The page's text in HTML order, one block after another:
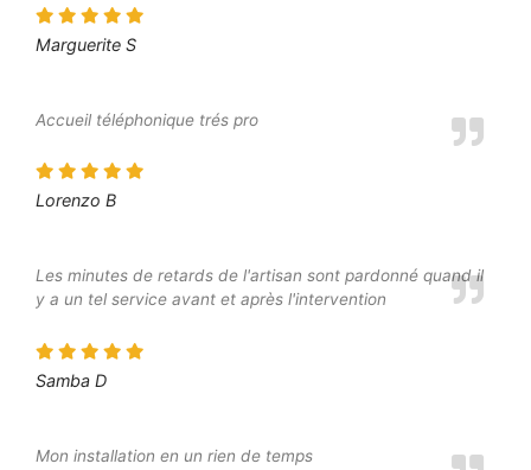
Marguerite S
Accueil téléphonique trés pro
Lorenzo B
Les minutes de retards de l'artisan sont pardonné quand il
y a un tel service avant et après l'intervention
Samba D
Mon installation en un rien de temps